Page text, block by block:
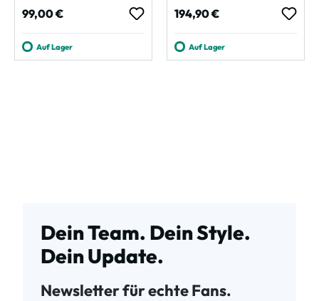
Regulärer Preis:
99,00 €
Auf Lager
Regulärer Preis:
194,90 €
Auf Lager
Dein Team. Dein Style.
Dein Update.
Newsletter für echte Fans.